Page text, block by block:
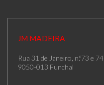
JM MADEIRA
Rua 31 de Janeiro, n.º73 e 74
9050-013 Funchal